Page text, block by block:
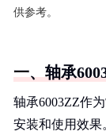
供参考。
一、轴承
轴承6003ZZ作
安装和使用效果